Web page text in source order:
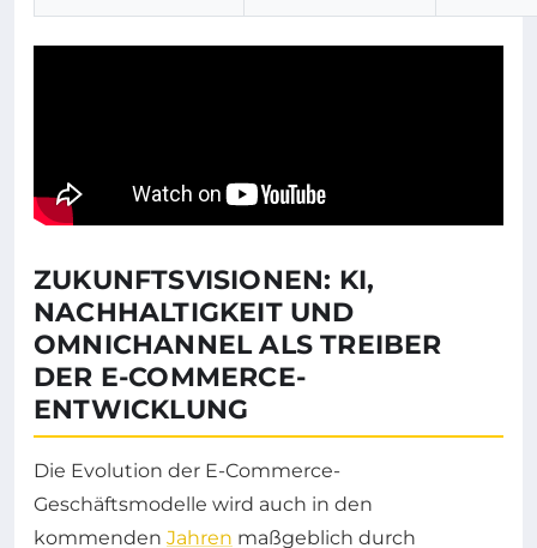
ZUKUNFTSVISIONEN: KI,
NACHHALTIGKEIT UND
OMNICHANNEL ALS TREIBER
DER E-COMMERCE-
ENTWICKLUNG
Die Evolution der E-Commerce-
Geschäftsmodelle wird auch in den
kommenden Jahren maßgeblich durch